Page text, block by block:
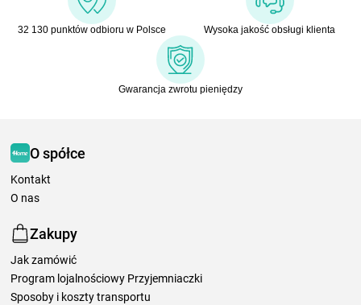
32 130 punktów odbioru w Polsce Wysoka jakość obsługi klienta
Gwarancja zwrotu pieniędzy
O spółce
Kontakt
O nas
Zakupy
Jak zamówić
Program lojalnościowy Przyjemniaczki
Sposoby i koszty transportu